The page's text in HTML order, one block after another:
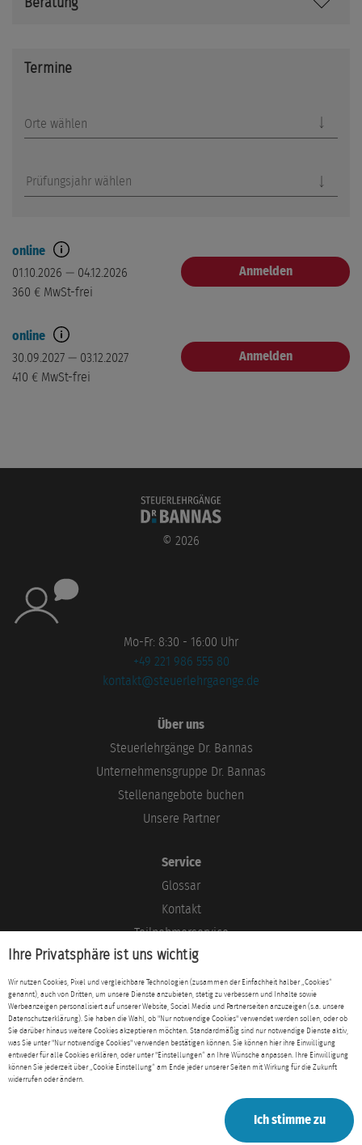
Beratung
Termine
Orte wählen
Prüfungsjahr wählen
online
01.10.2026 — 04.12.2026
360 € MwSt-frei
Anmelden
online
30.09.2027 — 03.12.2027
410 € MwSt-frei
Anmelden
© 2026
Mo-Fr: 8:30 - 16:00 Uhr
+49 221 986 555 80
kontakt@steuerlehrgaenge.de
Über uns
Steuerlehrgänge Dr. Bannas
Unternehmensgruppe Dr. Bannas
Stellenangebote buchen
Unsere Partner
Service
Glossar
Kontakt
Teilnehmerservice
Blog
Rechtliches
Impressum
Datenschutz
AGB
Ihre Privatsphäre ist uns wichtig
Wir nutzen Cookies, Pixel und vergleichbare Technologien (zusammen der Einfachheit halber „Cookies“
genannt), auch von Dritten, um unsere Dienste anzubieten, stetig zu verbessern und Inhalte sowie
Werbeanzeigen personalisiert auf unserer Website, Social Media und Partnerseiten anzuzeigen (s.a. unsere
Datenschutzerklärung). Sie haben die Wahl, ob "Nur notwendige Cookies" verwendet werden sollen, oder ob
Sie darüber hinaus weitere Cookies akzeptieren möchten. Standardmäßig sind nur notwendige Dienste aktiv,
was Sie unter "Nur notwendige Cookies" verwenden bestätigen können. Sie können hier ihre Einwilligung
entweder für alle Cookies erklären, oder unter "Einstellungen“ an Ihre Wünsche anpassen. Ihre Einwilligung
können Sie jederzeit über „Cookie Einstellung“ am Ende jeder unserer Seiten mit Wirkung für die Zukunft
widerrufen oder ändern.
Ich stimme zu